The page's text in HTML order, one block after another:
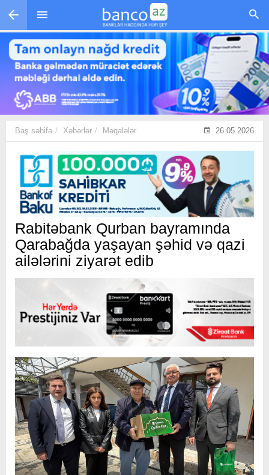
Skip to main content
Baş səhifə Xəbərlər Məqalələr 26.05.2026
Rabitəbank Qurban bayramında
Qarabağda yaşayan şəhid və qazi
ailələrini ziyarət edib